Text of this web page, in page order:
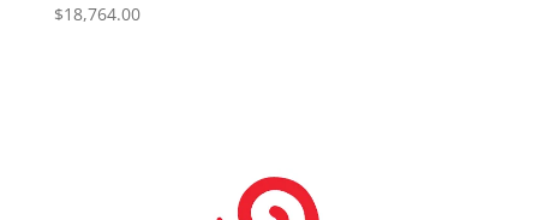
$18,764.00